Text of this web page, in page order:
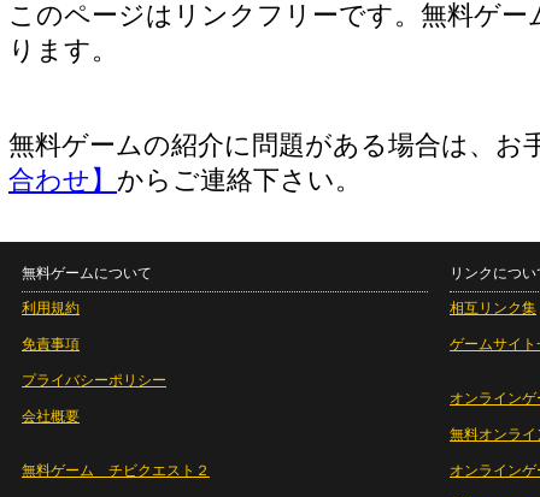
このページはリンクフリーです。無料ゲー
ります。
無料ゲームの紹介に問題がある場合は、お
合わせ】 からご連絡下さい。
無料ゲームについて
利用規約
免責事項
プライバシーポリシー
会社概要
無料ゲーム チビクエスト２
リンクについ
相互リンク集
ゲームサイト
オンラインゲ
無料オンライ
オンライン